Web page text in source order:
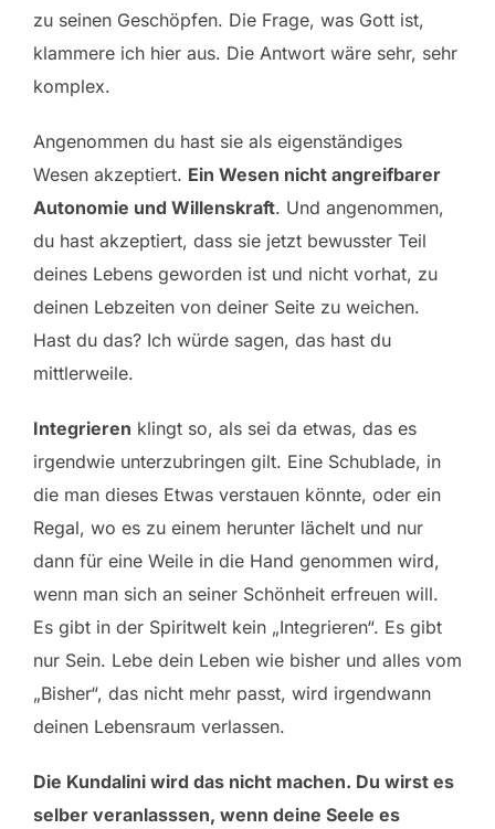
zu seinen Geschöpfen. Die Frage, was Gott ist,
klammere ich hier aus. Die Antwort wäre sehr, sehr
komplex.
Angenommen du hast sie als eigenständiges
Wesen akzeptiert. Ein Wesen nicht angreifbarer
Autonomie und Willenskraft. Und angenommen,
du hast akzeptiert, dass sie jetzt bewusster Teil
deines Lebens geworden ist und nicht vorhat, zu
deinen Lebzeiten von deiner Seite zu weichen.
Hast du das? Ich würde sagen, das hast du
mittlerweile.
Integrieren klingt so, als sei da etwas, das es
irgendwie unterzubringen gilt. Eine Schublade, in
die man dieses Etwas verstauen könnte, oder ein
Regal, wo es zu einem herunter lächelt und nur
dann für eine Weile in die Hand genommen wird,
wenn man sich an seiner Schönheit erfreuen will.
Es gibt in der Spiritwelt kein „Integrieren“. Es gibt
nur Sein. Lebe dein Leben wie bisher und alles vom
„Bisher“, das nicht mehr passt, wird irgendwann
deinen Lebensraum verlassen.
Die Kundalini wird das nicht machen. Du wirst es
selber veranlasssen, wenn deine Seele es